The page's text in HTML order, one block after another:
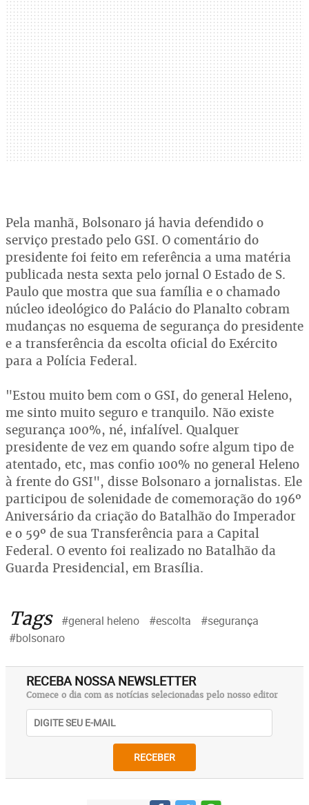
Pela manhã, Bolsonaro já havia defendido o
serviço prestado pelo GSI. O comentário do
presidente foi feito em referência a uma matéria
publicada nesta sexta pelo jornal O Estado de S.
Paulo que mostra que sua família e o chamado
núcleo ideológico do Palácio do Planalto cobram
mudanças no esquema de segurança do presidente
e a transferência da escolta oficial do Exército
para a Polícia Federal.
"Estou muito bem com o GSI, do general Heleno,
me sinto muito seguro e tranquilo. Não existe
segurança 100%, né, infalível. Qualquer
presidente de vez em quando sofre algum tipo de
atentado, etc, mas confio 100% no general Heleno
à frente do GSI", disse Bolsonaro a jornalistas. Ele
participou de solenidade de comemoração do 196º
Aniversário da criação do Batalhão do Imperador
e o 59º de sua Transferência para a Capital
Federal. O evento foi realizado no Batalhão da
Guarda Presidencial, em Brasília.
Tags #general heleno #escolta
#segurança
#bolsonaro
RECEBA NOSSA NEWSLETTER
Comece o dia com as notícias selecionadas pelo nosso editor
RECEBER